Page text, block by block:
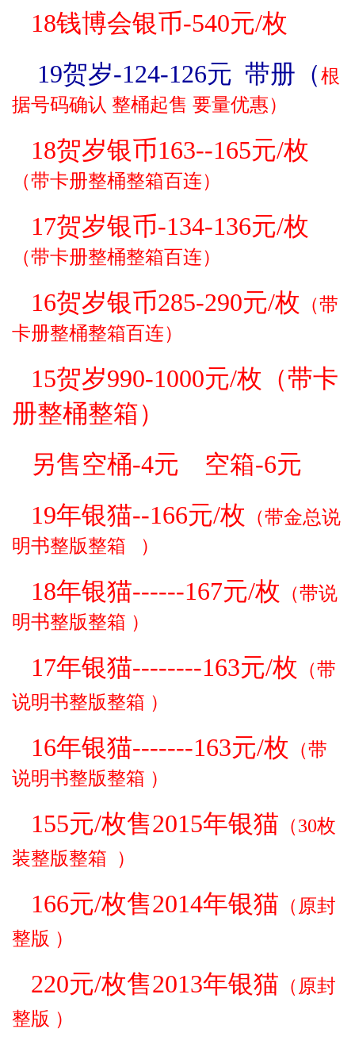
18钱博会银币-540元/枚
19贺岁-124-126元 带册（根
据号码确认 整桶起售 要量优惠）
18贺岁银币163--165元/枚
（带卡册整桶整箱百连）
17贺岁银币-134-136元/枚
（带卡册整桶整箱百连）
16贺岁银币285-290元/枚 （带
卡册整桶整箱百连）
15贺岁990-1000元/枚（带卡
册整桶整箱）
另售空桶-4元 空箱-6元
19年银猫--166元/枚 （带金总说
明书整版整箱 ）
18年银猫------167元/枚 （带说
明书整版整箱 ）
17年银猫--------163元/枚 （带
说明书整版整箱 ）
16年银猫-------163元/枚 （带
说明书整版整箱 ）
155元/枚售2015年银猫 （30枚
装整版整箱 ）
166元/枚售2014年银猫 （ 原封
整版 ）
220元/枚售2013年银猫 （ 原封
整版 ）